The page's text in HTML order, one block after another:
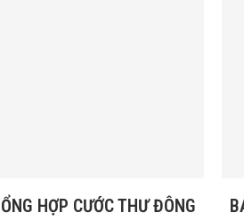
HỢP CƯỚC THƯ ĐÔNG